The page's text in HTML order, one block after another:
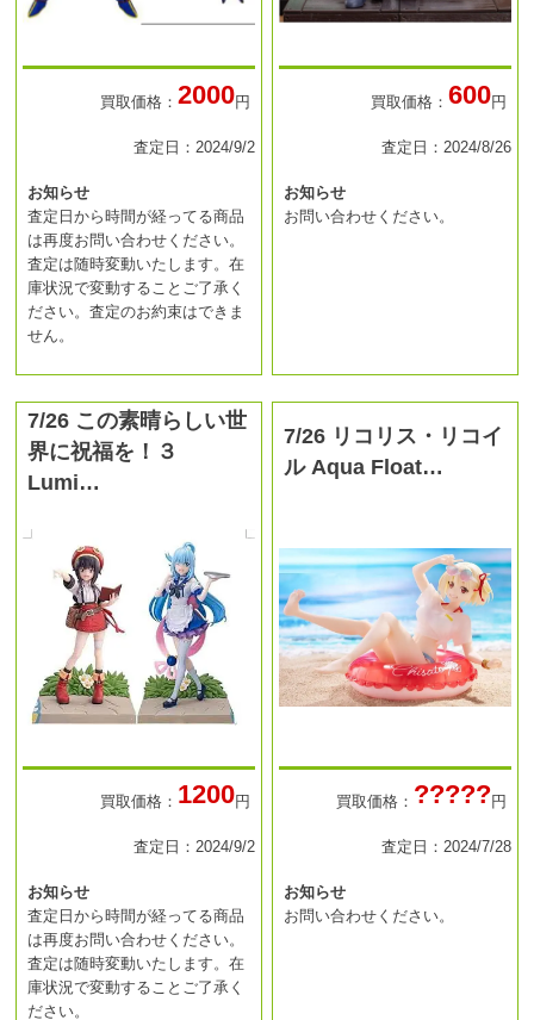
買取価格： 2000円
査定日：2024/9/2
お知らせ
査定日から時間が経ってる商品
は再度お問い合わせください。
査定は随時変動いたします。在
庫状況で変動することご了承く
ださい。査定のお約束はできま
せん。
買取価格： 600円
査定日：2024/8/26
お知らせ
お問い合わせください。
7/26 この素晴らしい世
界に祝福を！３
Lumi…
買取価格： 1200円
査定日：2024/9/2
お知らせ
査定日から時間が経ってる商品
は再度お問い合わせください。
査定は随時変動いたします。在
庫状況で変動することご了承く
ださい。
7/26 リコリス・リコイ
ル Aqua Float…
買取価格： ?????円
査定日：2024/7/28
お知らせ
お問い合わせください。